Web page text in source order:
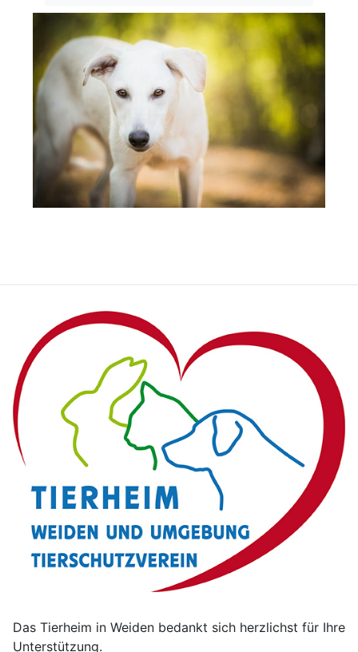
Das Tierheim in Weiden bedankt sich herzlichst für Ihre
Unterstützung.